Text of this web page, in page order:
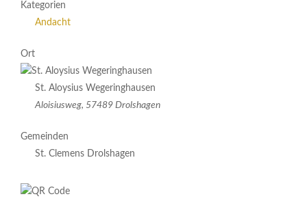
Kategorien
Andacht
Ort
St. Aloysius Wegeringhausen
Aloisiusweg, 57489 Drolshagen
Gemeinden
St. Clemens Drolshagen